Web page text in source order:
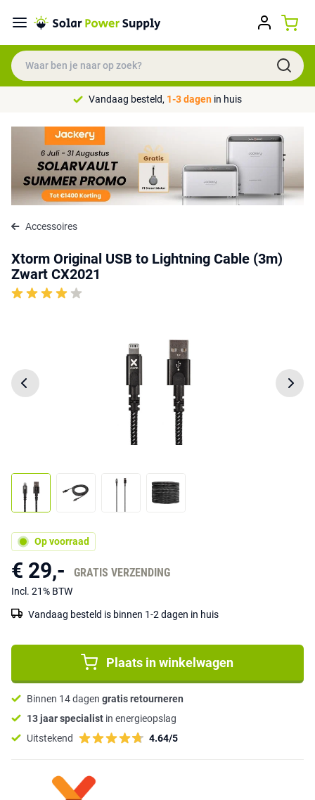
Vandaag besteld, 1-3 dagen in huis
Accessoires
Xtorm Original USB to Lightning Cable (3m)
Zwart CX2021
Op voorraad
€ 29,- GRATIS VERZENDING
Incl. 21% BTW
Vandaag besteld is binnen 1-2 dagen in huis
Plaats in winkelwagen
Binnen 14 dagen gratis retourneren
13 jaar specialist in energieopslag
Uitstekend
4.64/5